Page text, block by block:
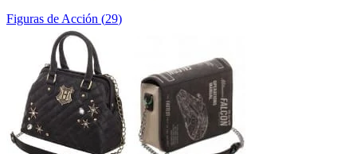
Figuras de Acción (29)